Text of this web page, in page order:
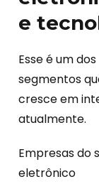
e
Esse é um dos
segmentos
cresce em
atualmente.
Empresas do
eletrônico